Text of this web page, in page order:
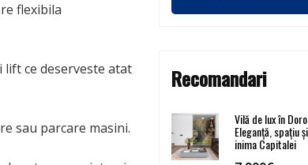
flexibila
lift ce deserveste atat
sau parcare masini.
Recomandari
Vilă de lux în
Eleganță, spațiu
inima Capitalei